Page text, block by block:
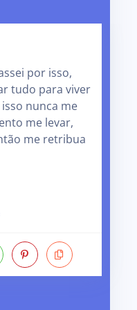
por isso,
tudo para viver
nunca me
me levar,
me retribua